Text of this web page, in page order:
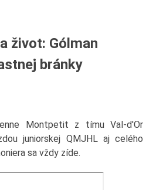
život: Gólman
bránky
Montpetit z tímu Val-d'Or
juniorskej QMJHL aj celého
sa vždy zíde.